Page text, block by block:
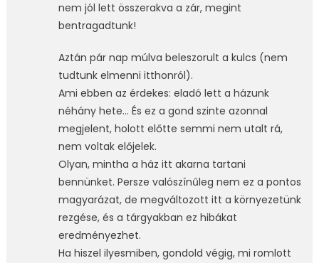
nem jól lett összerakva a zár, megint
bentragadtunk!
Aztán pár nap múlva beleszorult a kulcs (nem
tudtunk elmenni itthonról).
Ami ebben az érdekes: eladó lett a házunk
néhány hete… És ez a gond szinte azonnal
megjelent, holott előtte semmi nem utalt rá,
nem voltak előjelek.
Olyan, mintha a ház itt akarna tartani
bennünket. Persze valószínűleg nem ez a pontos
magyarázat, de megváltozott itt a környezetünk
rezgése, és a tárgyakban ez hibákat
eredményezhet.
Ha hiszel ilyesmiben, gondold végig, mi romlott